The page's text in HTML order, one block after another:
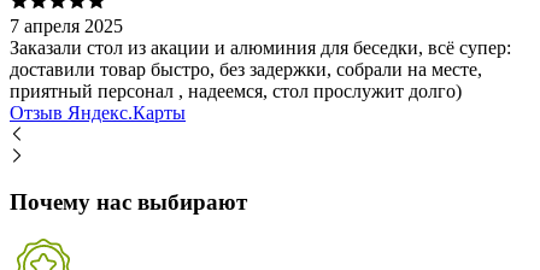
7 апреля 2025
Заказали стол из акации и алюминия для беседки, всё супер:
доставили товар быстро, без задержки, собрали на месте,
приятный персонал , надеемся, стол прослужит долго)
Отзыв Яндекс.Карты
Почему нас выбирают